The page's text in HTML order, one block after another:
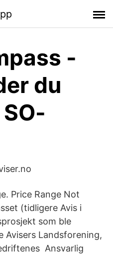
-
du
Price Range Not
(tidligere Avis i
som ble
Avisers Landsforening,
Ansvarlig